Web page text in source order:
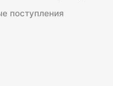
поступления